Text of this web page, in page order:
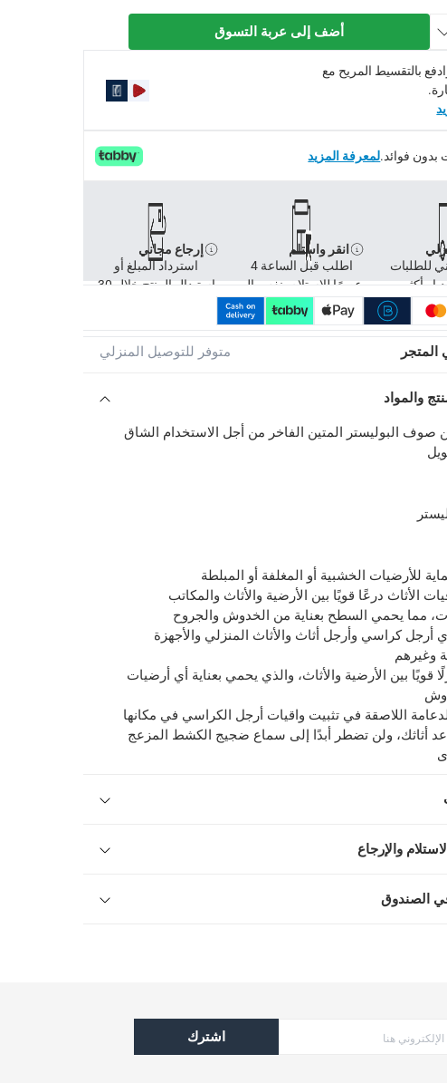
سماع ضجيج الكشط المزعج مرة أخرى
أضف إلى عربة التسوق
بالتقسيط المريح مع
لمعرفة المزيد
للطلبات
انقر واستلم
اطلب قبل الساعة 4
عصرًا للاستلام بنفس ال
إرجاع مجاني
استرداد المبلغ أو
استبدال المنتج خلال 30
متوفر للتوصيل المنزلي
والمواد
البوليستر المتين الفاخر من أجل الاستخدام الشاق
للأرضيات الخشبية أو المغلفة أو المبلطة
الأثاث درعًا قويًا بين الأرضية والأثاث والمكاتب
مما يحمي السطح بعناية من الخدوش والجروح
أرجل كراسي وأرجل أثاث والأثاث المنزلي والأجهزة
وغيرهم
قويًا بين الأرضية والأثاث، والذي يحمي بعناية أي أرضيات
اللاصقة في تثبيت واقيات أرجل الكراسي في مكانها
أثاثك، ولن تضطر أبدًا إلى سماع ضجيج الكشط المزعج
والإرجاع
الصندوق
اشترك